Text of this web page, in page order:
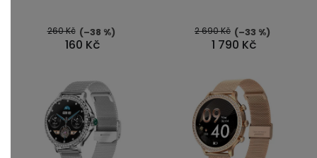
160 Kč
260 Kč (–38 %)
5
hvězdiček.
1 790 Kč
2 690 Kč (–33 %)